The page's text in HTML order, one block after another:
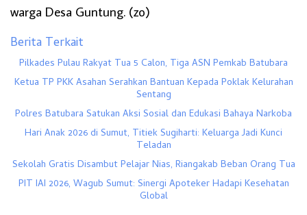
warga Desa Guntung. (zo)
Berita Terkait
Pilkades Pulau Rakyat Tua 5 Calon, Tiga ASN Pemkab Batubara
Ketua TP PKK Asahan Serahkan Bantuan Kepada Poklak Kelurahan
Sentang
Polres Batubara Satukan Aksi Sosial dan Edukasi Bahaya Narkoba
Hari Anak 2026 di Sumut, Titiek Sugiharti: Keluarga Jadi Kunci
Teladan
Sekolah Gratis Disambut Pelajar Nias, Riangakab Beban Orang Tua
PIT IAI 2026, Wagub Sumut: Sinergi Apoteker Hadapi Kesehatan
Global